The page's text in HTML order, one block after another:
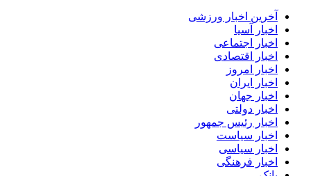
آخرین اخبار ورزشی
اخبار آسیا
اخبار اجتماعی
اخبار اقتصادی
اخبار امروز
اخبار ایران
اخبار جهان
اخبار دولتی
اخبار رئیس جمهور
اخبار سیاست
اخبار سیاسی
اخبار فرهنگی